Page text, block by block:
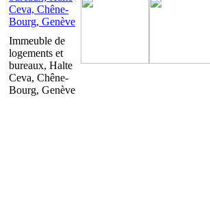
Immeuble de
logements et
bureaux, Halte
Ceva, Chêne-
Bourg, Genève